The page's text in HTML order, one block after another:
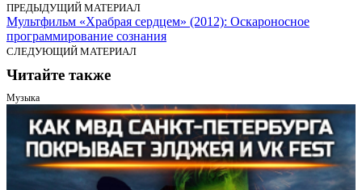
ПРЕДЫДУЩИЙ МАТЕРИАЛ
Мультфильм «Храбрая сердцем» (2012): Оскароносное
программирование сознания
СЛЕДУЮЩИЙ МАТЕРИАЛ
Читайте также
Музыка